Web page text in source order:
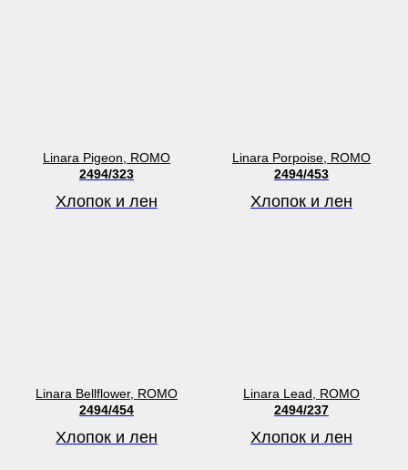
Linara Pigeon, ROMO
2494/323
Хлопок и лен
Linara Porpoise, ROMO
2494/453
Хлопок и лен
Linara Bellflower, ROMO
2494/454
Хлопок и лен
Linara Lead, ROMO
2494/237
Хлопок и лен